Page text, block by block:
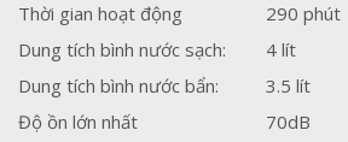
Thời gian hoạt động
290 phút
Dung tích bình nước sạch:
4 lít
Dung tích bình nước bẩn:
3.5 lít
Độ ồn lớn nhất
70dB